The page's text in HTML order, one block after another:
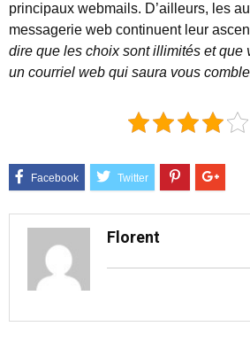
principaux webmails. D’ailleurs, les
messagerie web continuent leur
dire que les choix sont illimités et que
un courriel web qui saura vous
Florent